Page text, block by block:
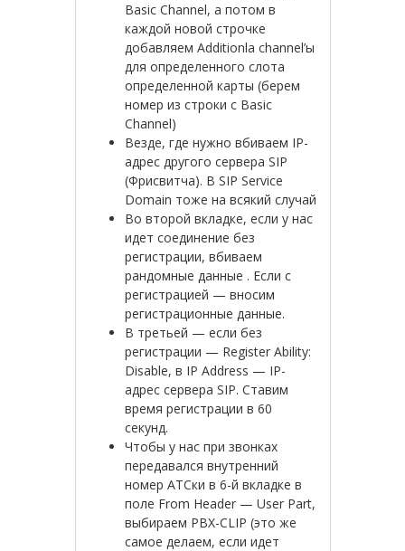
Basic Channel, а потом в
каждой новой строчке
добавляем Additionla channel’ы
для определенного слота
определенной карты (берем
номер из строки с Basic
Channel)
Везде, где нужно вбиваем IP-
адрес другого сервера SIP
(Фрисвитча). В SIP Service
Domain тоже на всякий случай
Во второй вкладке, если у нас
идет соединение без
регистрации, вбиваем
рандомные данные . Если с
регистрацией — вносим
регистрационные данные.
В третьей — если без
регистрации — Register Ability:
Disable, в IP Address — IP-
адрес сервера SIP. Ставим
время регистрации в 60
секунд.
Чтобы у нас при звонках
передавался внутренний
номер АТСки в 6-й вкладке в
поле From Header — User Part,
выбираем PBX-CLIP (это же
самое делаем, если идет